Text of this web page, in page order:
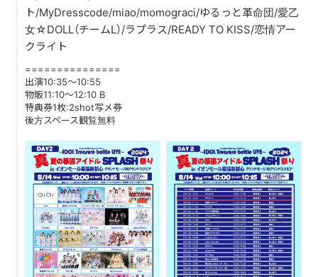
FANLETTER
ト/MyDresscode/miao/momograci/ゆるっと革命団/愛乙
女☆DOLL（チームL）/ラプラス/READY TO KISS/恋情アー
クライト
===============
出演10:35～10:55
物販11:10～12:10 B
特典券1枚:2shot写メ券
後方スペース観覧無料